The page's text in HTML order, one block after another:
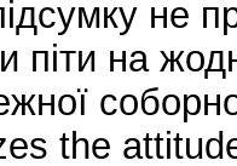
не
піти на
the